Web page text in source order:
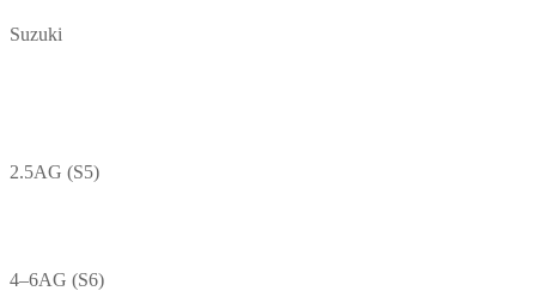
Suzuki
2.5AG (S5)
4–6AG (S6)